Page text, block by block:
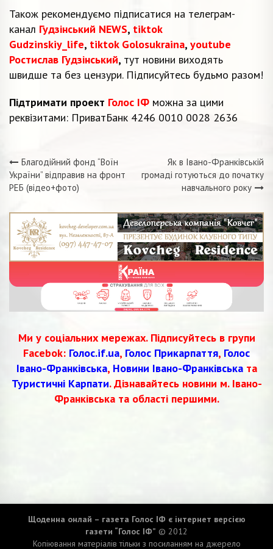
Також рекомендуємо підписатися на телеграм-
канал Гудзінський NEWS, tiktok
Gudzinskiy_life, tiktok Golosukraina, youtube
Ростислав Гудзінський, тут новини виходять
швидше та без цензури. Підписуйтесь будьмо разом!
Підтримати проект Голос ІФ можна за цими
реквізитами: ПриватБанк 4246 0010 0028 2636
Навігація
записів
Благодійний фонд “Воїн
України” відправив на фронт
РЕБ (відео+фото)
Як в Івано-Франківській
громаді готуються до початку
навчального року
Ми у соціальних мережах. Підписуйтесь в групи
Facebok: Голос.if.ua, Голос Прикарпаття, Голос
Івано-Франківська, Новини Івано-Франківськата
Туристичні Карпати. Дізнавайтесь новини м. Івано-
Франківська та області першими.
Щоденна онлай – газета Голос ІФ є інтернет версією
газети “Голос ІФ” © 2012
Копіювання матеріалів тільки з посиланням на джерело